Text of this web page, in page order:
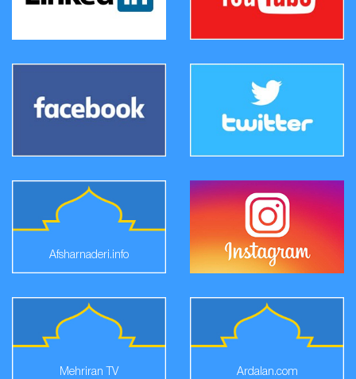
Afsharnaderi.info
Ardalan.com
Mehriran TV